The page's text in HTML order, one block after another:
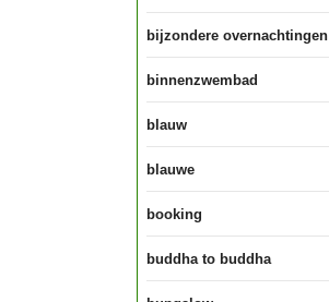
bijzondere overnachtingen
binnenzwembad
blauw
blauwe
booking
buddha to buddha